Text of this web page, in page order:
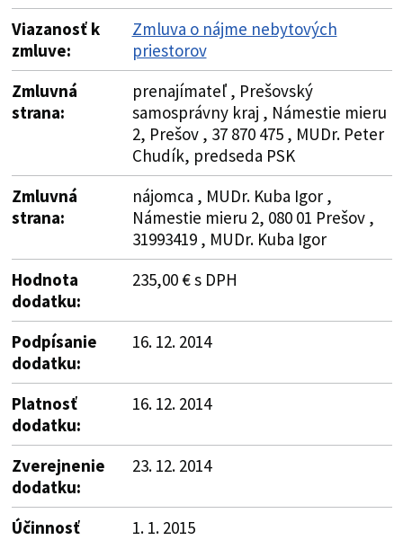
Viazanosť k
zmluve:
Zmluva o nájme nebytových
priestorov
Zmluvná
strana:
prenajímateľ , Prešovský
samosprávny kraj , Námestie mieru
2, Prešov , 37 870 475 , MUDr. Peter
Chudík, predseda PSK
Zmluvná
strana:
nájomca , MUDr. Kuba Igor ,
Námestie mieru 2, 080 01 Prešov ,
31993419 , MUDr. Kuba Igor
Hodnota
dodatku:
235,00 € s DPH
Podpísanie
dodatku:
16. 12. 2014
Platnosť
dodatku:
16. 12. 2014
Zverejnenie
dodatku:
23. 12. 2014
Účinnosť
1. 1. 2015